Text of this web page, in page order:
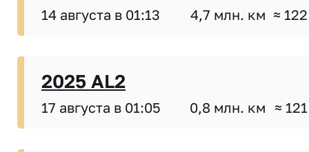
14 августа в 01:13 4,7 млн. км ≈
2025 AL2
17 августа в 01:05 0,8 млн. км ≈